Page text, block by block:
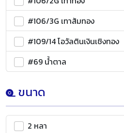
#106/3G เทาส้มทอง
#109/14 โอวัลตินเงินเชิงทอง
#69 น้ำตาล
ขนาด
2 หลา